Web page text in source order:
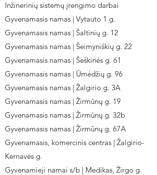
Inžinerinių sistemų įrengimo darbai
Gyvenamasis namas | Vytauto 1 g.
Gyvenamasis namas | Šaltinių g. 12
Gyvenamasis namas | Šeimyniškių g. 22
Gyvenamasis namas | Šeškinės g. 61
Gyvenamasis namas | Ūmėdžių g. 96
Gyvenamasis namas | Žalgirio g. 3A
Gyvenamasis namas | Žirmūnų g. 19
Gyvenamasis namas | Žirmūnų g. 32b
Gyvenamasis namas | Žirmūnų g. 67A
Gyvenamasis, komercinis centras | Žalgirio-
Kernavės g.
Gyvenamieji namai s/b | Medikas, Žirgo g.